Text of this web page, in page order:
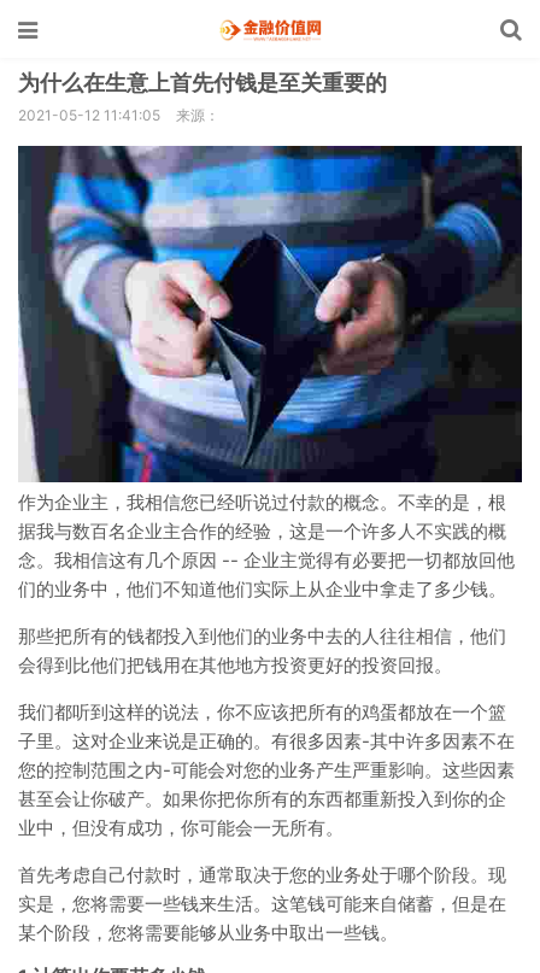
为什么在生意上首先付钱是至关重要的
2021-05-12 11:41:05 来源：
作为企业主，我相信您已经听说过付款的概念。不幸的是，根
据我与数百名企业主合作的经验，这是一个许多人不实践的概
念。我相信这有几个原因 -- 企业主觉得有必要把一切都放回他
们的业务中，他们不知道他们实际上从企业中拿走了多少钱。
那些把所有的钱都投入到他们的业务中去的人往往相信，他们
会得到比他们把钱用在其他地方投资更好的投资回报。
我们都听到这样的说法，你不应该把所有的鸡蛋都放在一个篮
子里。这对企业来说是正确的。有很多因素-其中许多因素不在
您的控制范围之内-可能会对您的业务产生严重影响。这些因素
甚至会让你破产。如果你把你所有的东西都重新投入到你的企
业中，但没有成功，你可能会一无所有。
首先考虑自己付款时，通常取决于您的业务处于哪个阶段。现
实是，您将需要一些钱来生活。这笔钱可能来自储蓄，但是在
某个阶段，您将需要能够从业务中取出一些钱。